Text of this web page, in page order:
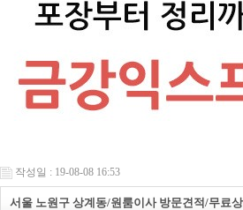
작성일 : 19-08-08 16:53
서울 노원구 상계동/원룸이사 방문견적/무료